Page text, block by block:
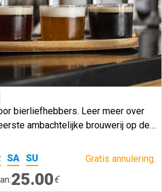
bierliefhebbers. Leer meer over
ambachtelijke brouwerij op de
SA SU Gratis annulering.
25.00€